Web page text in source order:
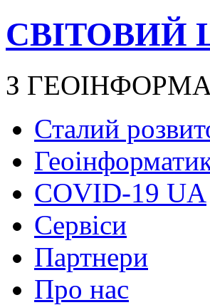
СВІТОВИЙ
З
Сталий
COVID-19 UA
Сервіси
Партнери
Про нас